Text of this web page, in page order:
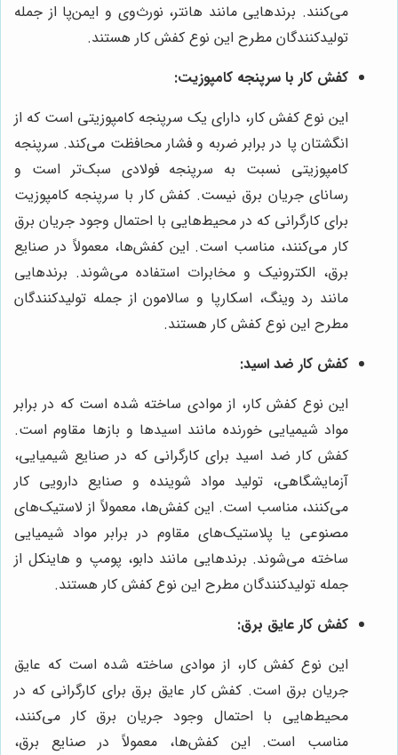
می‌کنند. برندهایی مانند هانتر، نورث‌وی و ایمن‌پا از جمله
تولیدکنندگان مطرح این نوع کفش کار هستند.
کفش کار با سرپنجه کامپوزیت:
این نوع کفش کار، دارای یک سرپنجه کامپوزیتی است که از
انگشتان پا در برابر ضربه و فشار محافظت می‌کند. سرپنجه
کامپوزیتی نسبت به سرپنجه فولادی سبک‌تر است و
رسانای جریان برق نیست. کفش کار با سرپنجه کامپوزیت
برای کارگرانی که در محیط‌هایی با احتمال وجود جریان برق
کار می‌کنند، مناسب است. این کفش‌ها، معمولاً در صنایع
برق، الکترونیک و مخابرات استفاده می‌شوند. برندهایی
مانند رد وینگ، اسکارپا و سالامون از جمله تولیدکنندگان
مطرح این نوع کفش کار هستند.
کفش کار ضد اسید:
این نوع کفش کار، از موادی ساخته شده است که در برابر
مواد شیمیایی خورنده مانند اسیدها و بازها مقاوم است.
کفش کار ضد اسید برای کارگرانی که در صنایع شیمیایی،
آزمایشگاهی، تولید مواد شوینده و صنایع دارویی کار
می‌کنند، مناسب است. این کفش‌ها، معمولاً از لاستیک‌های
مصنوعی یا پلاستیک‌های مقاوم در برابر مواد شیمیایی
ساخته می‌شوند. برندهایی مانند دابو، پومپ و هاینکل از
جمله تولیدکنندگان مطرح این نوع کفش کار هستند.
کفش کار عایق برق:
این نوع کفش کار، از موادی ساخته شده است که عایق
جریان برق است. کفش کار عایق برق برای کارگرانی که در
محیط‌هایی با احتمال وجود جریان برق کار می‌کنند،
مناسب است. این کفش‌ها، معمولاً در صنایع برق،